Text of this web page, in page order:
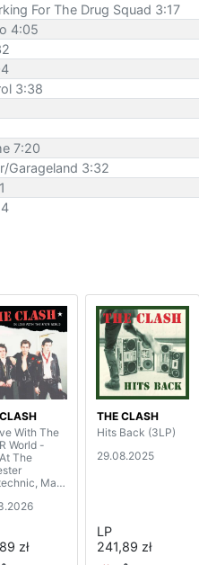
For The Drug Squad 3:17
4:05
3:38
7:20
Garageland 3:32
With The
R World -
The
May
zł
THE CLASH
Hits Back (3LP)
29.08.2025
LP
241,89 zł